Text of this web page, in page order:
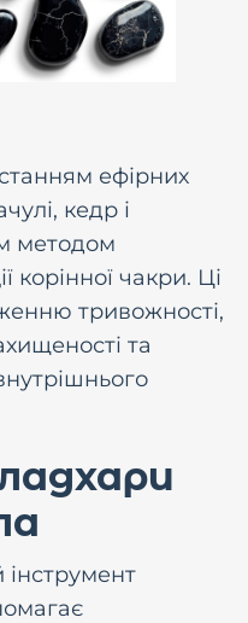
ефірних
кедр і
методом
корінної чакри. Ці
тривожності,
та